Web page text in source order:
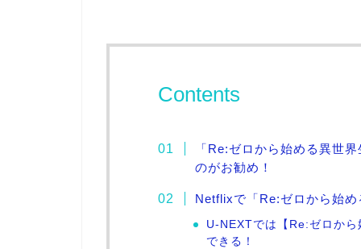
Contents
「Re:ゼロから始める異世
のがお勧め！
Netflixで「Re:ゼロから始
U-NEXTでは【Re:ゼロか
できる！